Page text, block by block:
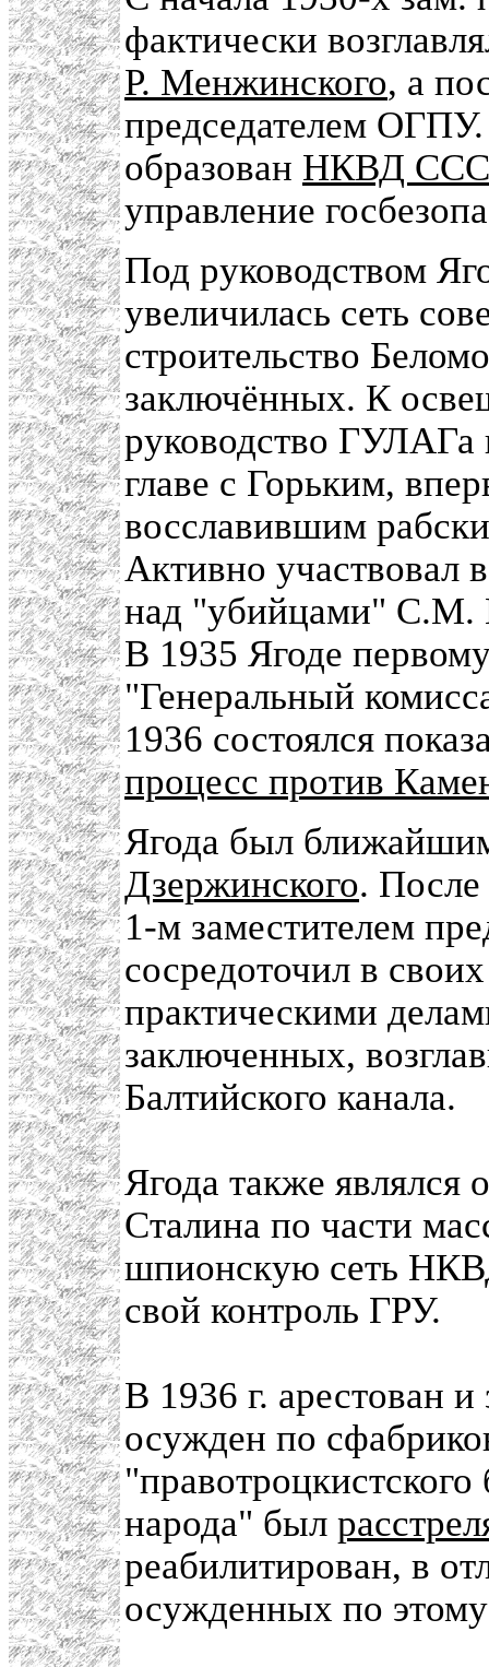
фактически
Р. Менжинского, а
председателем
образован НКВД
управление
Под руководством
увеличилась сеть
строительство
заключённых. К
руководство ГУЛАГа
главе с Горьким,
восславившим
Активно участвовал
над "убийцами" С.М.
В 1935 Ягоде
"Генеральный
1936 состоялся
процесс против
Ягода был
Дзержинского. После
1-м заместителем
сосредоточил в
практическими
заключенных,
Балтийского канала.
Ягода также
Сталина по части
шпионскую сеть
свой контроль ГРУ.
В 1936 г. арестован
осужден по
народа" был
реабилитирован, в
осужденных по